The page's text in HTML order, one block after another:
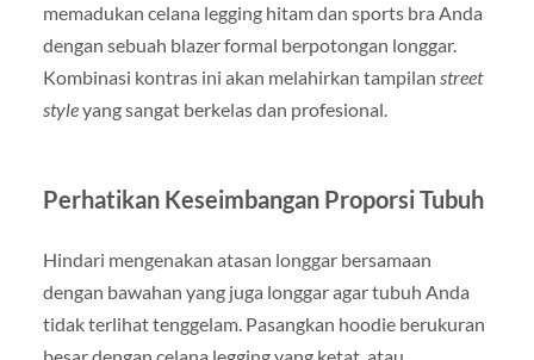
memadukan celana legging hitam dan sports bra Anda
dengan sebuah blazer formal berpotongan longgar.
Kombinasi kontras ini akan melahirkan tampilan street
styleyang sangat berkelas dan profesional.
Perhatikan Keseimbangan Proporsi Tubuh
Hindari mengenakan atasan longgar bersamaan
dengan bawahan yang juga longgar agar tubuh Anda
tidak terlihat tenggelam. Pasangkan hoodie berukuran